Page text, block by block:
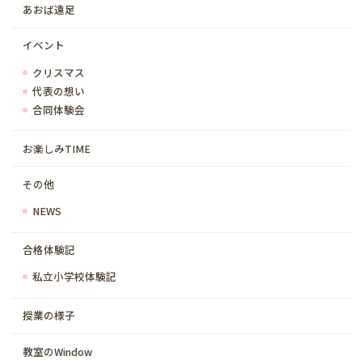
あおば遠足
イベント
クリスマス
代表の想い
合同体験会
お楽しみTIME
その他
NEWS
合格体験記
私立小学校体験記
授業の様子
教室のWindow